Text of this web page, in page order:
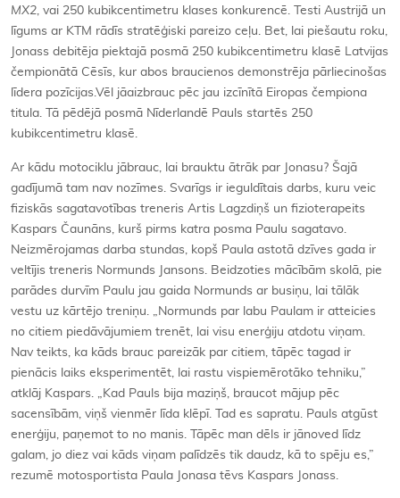
MX2, vai 250 kubikcentimetru klases konkurencē. Testi Austrijā un
līgums ar KTM rādīs stratēģiski pareizo ceļu. Bet, lai piešautu roku,
Jonass debitēja piektajā posmā 250 kubikcentimetru klasē Latvijas
čempionātā Cēsīs, kur abos braucienos demonstrēja pārliecinošas
līdera pozīcijas.Vēl jāaizbrauc pēc jau izcīnītā Eiropas čempiona
titula. Tā pēdējā posmā Nīderlandē Pauls startēs 250
kubikcentimetru klasē.
Ar kādu motociklu jābrauc, lai brauktu ātrāk par Jonasu? Šajā
gadījumā tam nav nozīmes. Svarīgs ir ieguldītais darbs, kuru veic
fiziskās sagatavotības treneris Artis Lagzdiņš un fizioterapeits
Kaspars Čaunāns, kurš pirms katra posma Paulu sagatavo.
Neizmērojamas darba stundas, kopš Paula astotā dzīves gada ir
veltījis treneris Normunds Jansons. Beidzoties mācībām skolā, pie
parādes durvīm Paulu jau gaida Normunds ar busiņu, lai tālāk
vestu uz kārtējo treniņu. „Normunds par labu Paulam ir atteicies
no citiem piedāvājumiem trenēt, lai visu enerģiju atdotu viņam.
Nav teikts, ka kāds brauc pareizāk par citiem, tāpēc tagad ir
pienācis laiks eksperimentēt, lai rastu vispiemērotāko tehniku,”
atklāj Kaspars. „Kad Pauls bija maziņš, braucot mājup pēc
sacensībām, viņš vienmēr līda klēpī. Tad es sapratu. Pauls atgūst
enerģiju, paņemot to no manis. Tāpēc man dēls ir jānoved līdz
galam, jo diez vai kāds viņam palīdzēs tik daudz, kā to spēju es,”
rezumē motosportista Paula Jonasa tēvs Kaspars Jonass.